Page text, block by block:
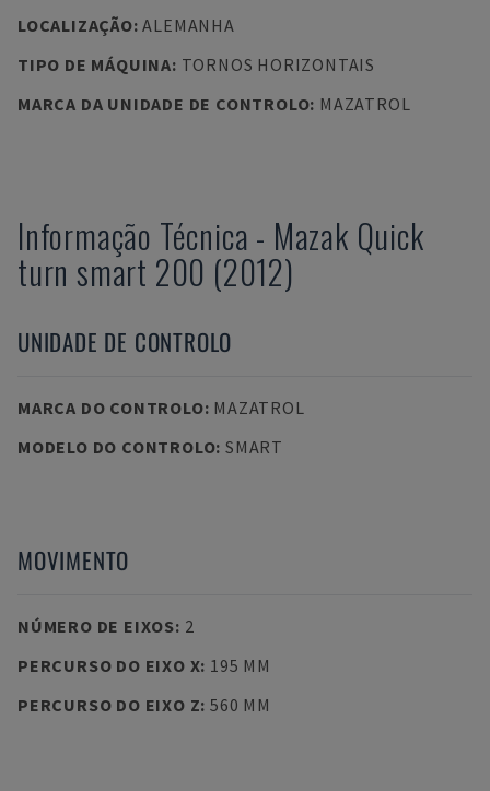
LOCALIZAÇÃO:ALEMANHA
TIPO DE MÁQUINA: TORNOS HORIZONTAIS
MARCA DA UNIDADE DE CONTROLO: MAZATROL
Informação Técnica - Mazak Quick
turn smart 200 (2012)
UNIDADE DE CONTROLO
MARCA DO CONTROLO: MAZATROL
MODELO DO CONTROLO: SMART
MOVIMENTO
NÚMERO DE EIXOS: 2
PERCURSO DO EIXO X: 195 MM
PERCURSO DO EIXO Z: 560 MM